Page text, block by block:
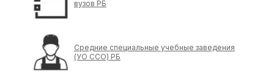
вузов РБ
Средние специальные учебные заведения
(УО ССО) РБ